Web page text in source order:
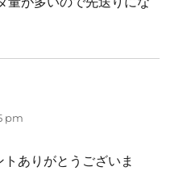
pm
ありがとうございま